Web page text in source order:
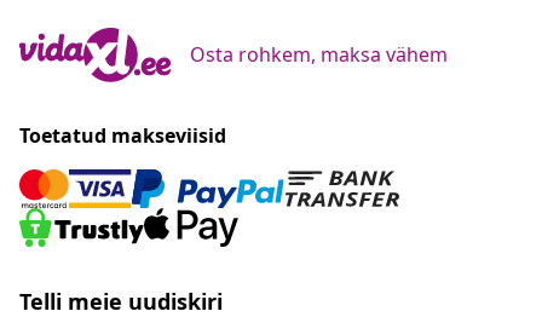
Osta rohkem, maksa vähem
Toetatud makseviisid
Telli meie uudiskiri